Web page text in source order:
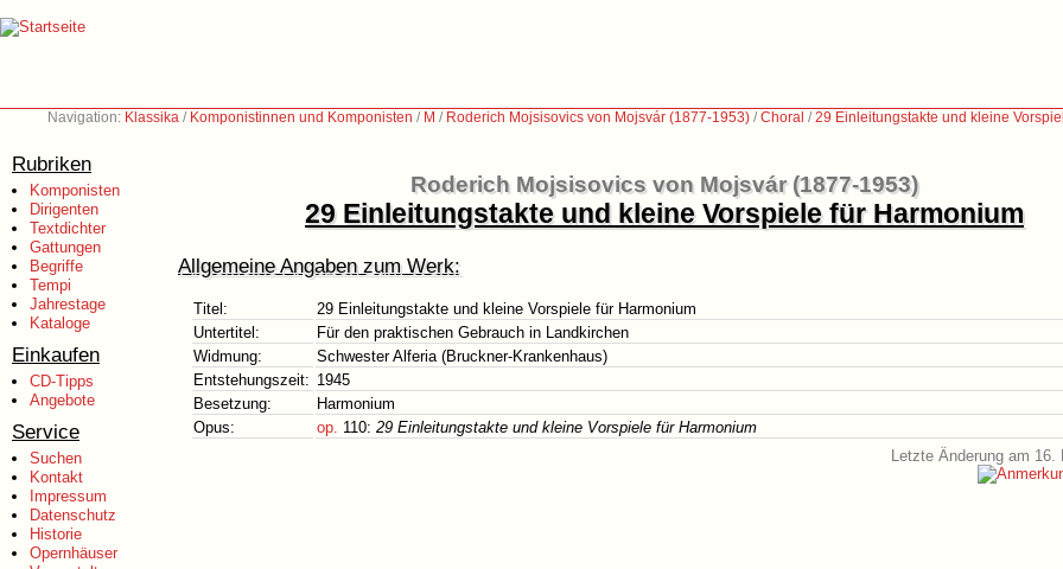
Navigation: Klassika / Komponistinnen und Komponisten / M / Roderich Mojsisovics von Mojsvár (1877-1953) /Choral /29 Einleitungstakte und kleine
Rubriken
Komponisten
Dirigenten
Textdichter
Gattungen
Begriffe
Tempi
Jahrestage
Kataloge
Einkaufen
CD-Tipps
Angebote
Service
Suchen
Kontakt
Impressum
Datenschutz
Historie
Opernhäuser
Roderich Mojsisovics von Mojsvár (1877-1953)
29 Einleitungstakte und kleine Vorspiele für Harmonium
Allgemeine Angaben zum Werk:
Titel:
29 Einleitungstakte und kleine Vorspiele für Harmonium
Untertitel:
Für den praktischen Gebrauch in Landkirchen
Widmung:
Schwester Alferia (Bruckner-Krankenhaus)
Entstehungszeit: 1945
Besetzung:
Harmonium
Opus:
op. 110: 29 Einleitungstakte und kleine Vorspiele für Harmonium
Letzte Änderung am 16.